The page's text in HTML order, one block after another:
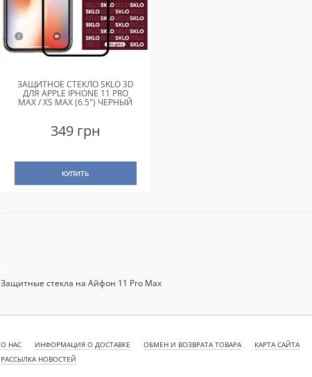
ЗАЩИТНОЕ СТЕКЛО SKLO 3D
ДЛЯ APPLE IPHONE 11 PRO
MAX / XS MAX (6.5") ЧЕРНЫЙ
349 грн
КУПИТЬ
Защитные стекла на Айфон 11 Pro Max
О НАС ИНФОРМАЦИЯ О ДОСТАВКЕ ОБМЕН И ВОЗВРАТА ТОВАРА КАРТА САЙТА
РАССЫЛКА НОВОСТЕЙ